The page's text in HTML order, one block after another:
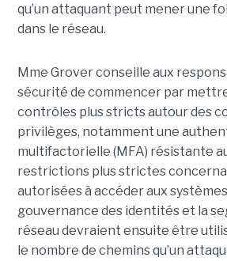
qu’un attaquant peut mener une
dans le réseau.
Mme Grover conseille aux
sécurité de commencer par
contrôles plus stricts autour des
privilèges, notamment une
multifactorielle (MFA) résistante
restrictions plus strictes
autorisées à accéder aux
gouvernance des identités et la
réseau devraient ensuite être
le nombre de chemins qu’un